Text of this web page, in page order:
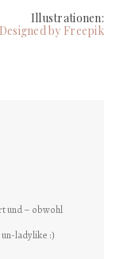
Illustrationen:
Designed by Freepik
und – obwohl
ladylike :)